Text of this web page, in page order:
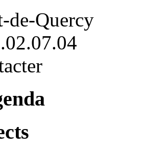
de-Quercy